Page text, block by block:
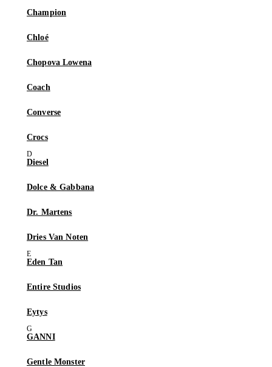
Champion
Chloé
Chopova Lowena
Coach
Converse
Crocs
Diesel
Dolce & Gabbana
Dr. Martens
Dries Van Noten
Eden Tan
Entire Studios
Eytys
GANNI
Gentle Monster